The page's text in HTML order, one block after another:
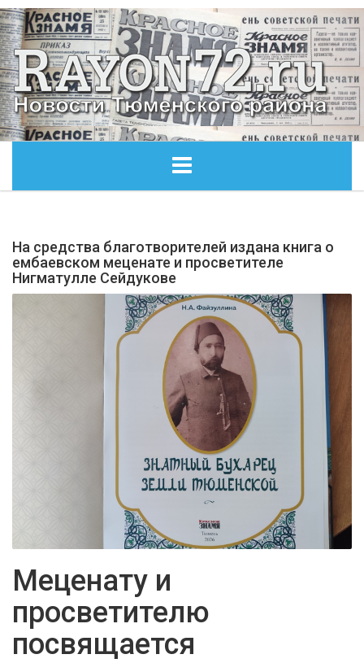
ОБЩЕСТВО
ЭКОНОМИКА
На средства благотворителей издана книга о
ембаевском меценате и просветителе
Нигматулле Сейдукове
Меценату и
просветителю
посвящается